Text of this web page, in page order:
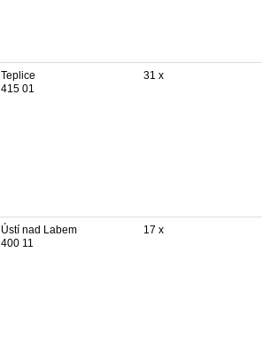
Teplice
415 01
31 x
Ústí nad Labem
400 11
17 x